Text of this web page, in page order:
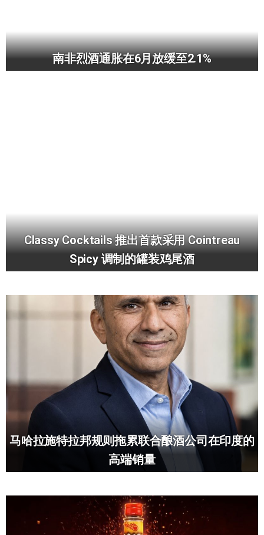
南非烈酒通胀在6月放缓至2.1%
Classy Cocktails 推出首款采用 Cointreau
Spicy 调制的罐装鸡尾酒
马哈拉施特拉邦规则拖累联合酿酒公司在印度的
高端销量